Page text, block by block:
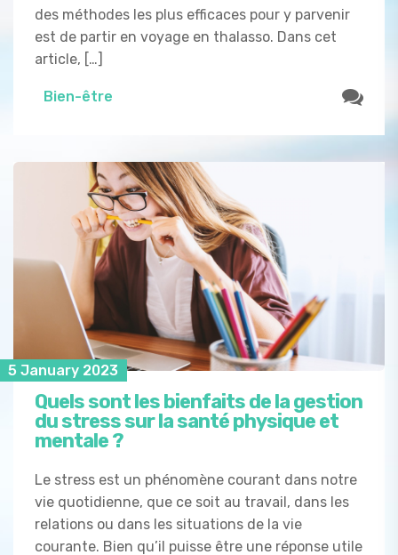
des méthodes les plus efficaces pour y parvenir
est de partir en voyage en thalasso. Dans cet
article, […]
Bien-être
5 January 2023
Quels sont les bienfaits de la gestion
du stress sur la santé physique et
mentale ?
Le stress est un phénomène courant dans notre
vie quotidienne, que ce soit au travail, dans les
relations ou dans les situations de la vie
courante. Bien qu’il puisse être une réponse utile